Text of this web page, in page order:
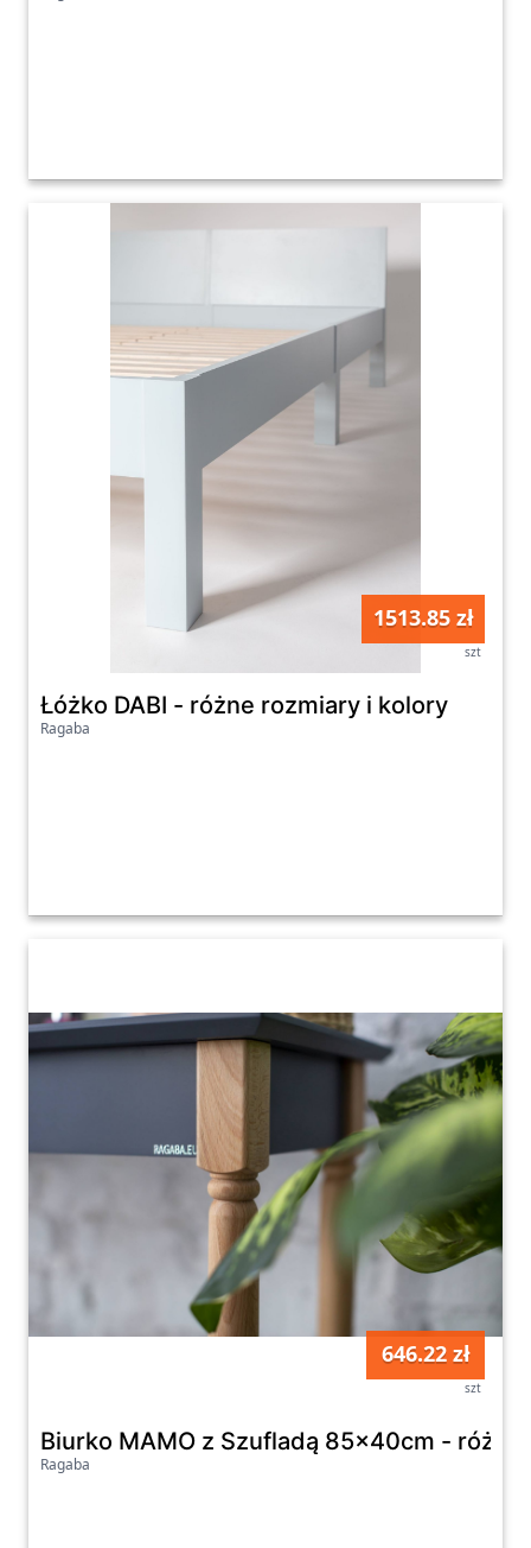
1513.85 zł
szt
Łóżko DABI - różne rozmiary i kolory
Ragaba
646.22 zł
szt
Biurko MAMO z Szufladą 85x40cm - różne
Ragaba